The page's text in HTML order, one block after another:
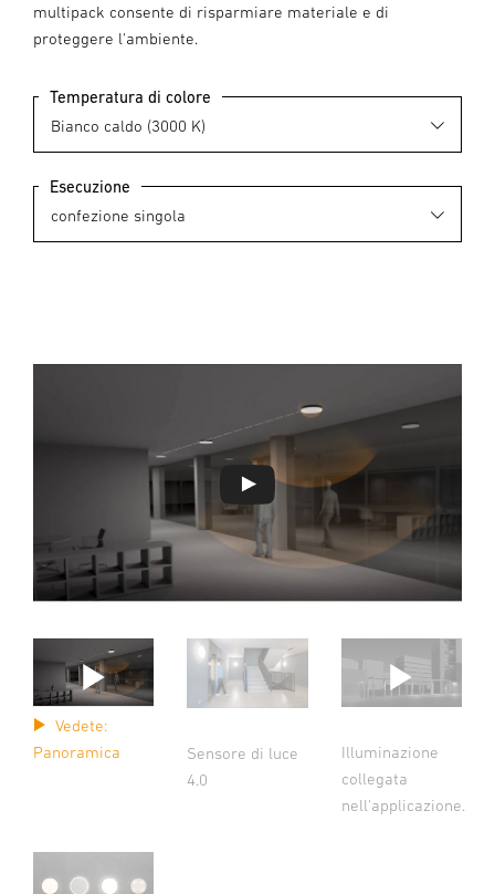
multipack consente di risparmiare materiale e di
proteggere l'ambiente.
Temperatura di colore
Esecuzione
Vedete:
Panoramica
Sensore di luce
4.0
Illuminazione
collegata
nell'applicazione.